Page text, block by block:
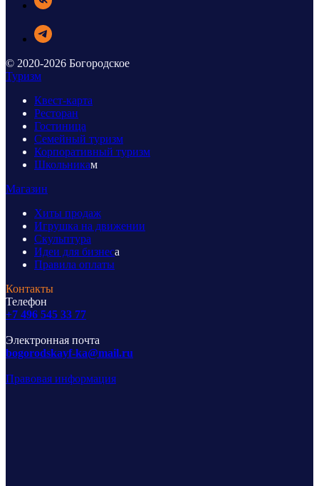
© 2020-2026 Богородское
Туризм
Квест-карта
Ресторан
Гостиница
Семейный туризм
Корпоративный туризм
Школьникам
Магазин
Хиты продаж
Игрушка на движении
Скульптура
Идеи для бизнеса
Правила оплаты
Контакты
Телефон
+7 496 545 33 77
Электронная почта
bogorodskayf-ka@mail.ru
Правовая информация